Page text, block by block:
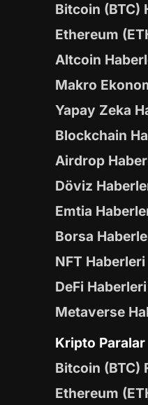
Bitcoin (BTC)
Ethereum
Altcoin
Makro
Yapay Zeka
Blockchain
Airdrop
Döviz
Emtia
Borsa
NFT Haberleri
DeFi Haberleri
Metaverse
Kripto Paralar
Bitcoin (BTC)
Ethereum